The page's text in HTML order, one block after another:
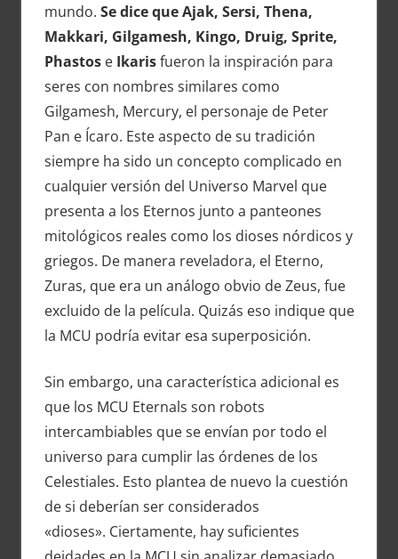
mundo. Se dice que Ajak, Sersi, Thena,
Makkari, Gilgamesh, Kingo, Druig, Sprite,
Phastose Ikarisfueron la inspiración para
seres con nombres similares como
Gilgamesh, Mercury, el personaje de Peter
Pan e Ícaro. Este aspecto de su tradición
siempre ha sido un concepto complicado en
cualquier versión del Universo Marvel que
presenta a los Eternos junto a panteones
mitológicos reales como los dioses nórdicos y
griegos. De manera reveladora, el Eterno,
Zuras, que era un análogo obvio de Zeus, fue
excluido de la película. Quizás eso indique que
la MCU podría evitar esa superposición.
Sin embargo, una característica adicional es
que los MCU Eternals son robots
intercambiables que se envían por todo el
universo para cumplir las órdenes de los
Celestiales. Esto plantea de nuevo la cuestión
de si deberían ser considerados
«dioses». Ciertamente, hay suficientes